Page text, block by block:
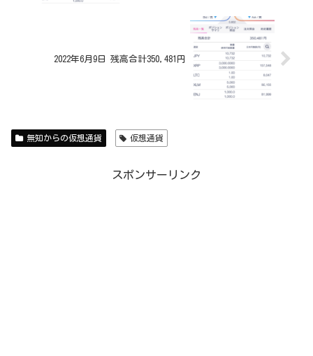
2022年6月9日 残高合計350,481円
無知からの仮想通貨 仮想通貨
スポンサーリンク